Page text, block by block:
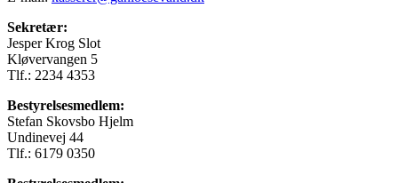
Sekretær:
Jesper Krog Slot
Kløvervangen 5
Tlf.: 2234 4353
Bestyrelsesmedlem:
Stefan Skovsbo Hjelm
Undinevej 44
Tlf.: 6179 0350